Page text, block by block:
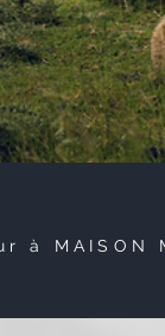
à MAISON